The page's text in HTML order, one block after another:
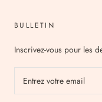
BULLETIN
Inscrivez-vous pour les